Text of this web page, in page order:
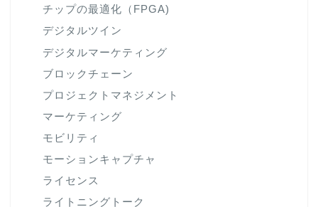
チップの最適化（FPGA)
デジタルツイン
デジタルマーケティング
ブロックチェーン
プロジェクトマネジメント
マーケティング
モビリティ
モーションキャプチャ
ライセンス
ライトニングトーク